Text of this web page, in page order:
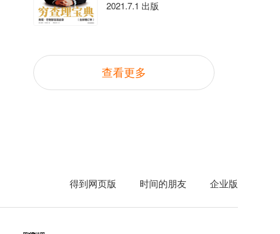
2021.7.1 出版
查看更多
得到网页版 时间的朋友 企业版